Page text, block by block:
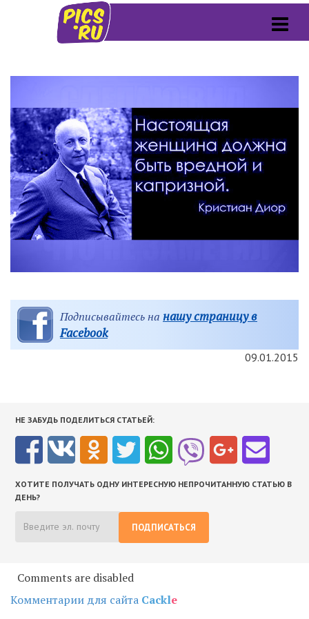
Подписывайтесь на нашу страницу в
Facebook
09.01.2015
НЕ ЗАБУДЬ ПОДЕЛИТЬСЯ СТАТЬЕЙ:
ХОТИТЕ ПОЛУЧАТЬ ОДНУ ИНТЕРЕСНУЮ НЕПРОЧИТАННУЮ СТАТЬЮ В
ДЕНЬ?
ПОДПИСАТЬСЯ
Comments are disabled
Комментарии для сайта Cackle